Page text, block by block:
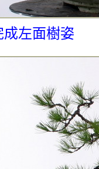
成左面樹姿